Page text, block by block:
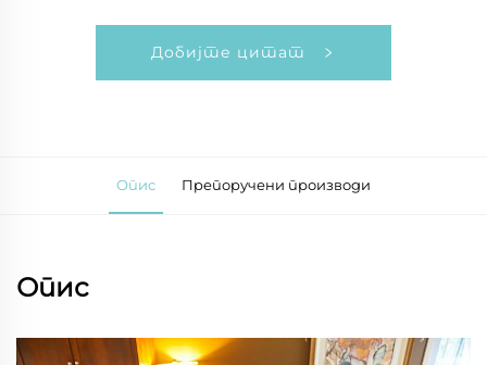
Добијте цитат
Опис Препоручени производи
Опис